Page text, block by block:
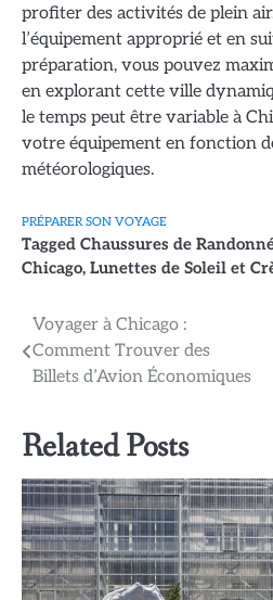
profiter des activités de plein
l’équipement approprié et en
préparation, vous pouvez
en explorant cette ville
le temps peut être variable à
votre équipement en fonction
météorologiques.
PRÉPARER SON VOYAGE
Tagged Chaussures de
Chicago, Lunettes de Soleil et
Navigation
de
Voyager à Chicago :
Comment Trouver des
Billets d’Avion Économiques
Related Posts